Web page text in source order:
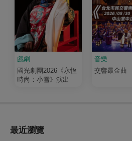
戲劇
國光劇團2026《永恆
時尚：小雪》演出
音樂
交響最金曲
最近瀏覽